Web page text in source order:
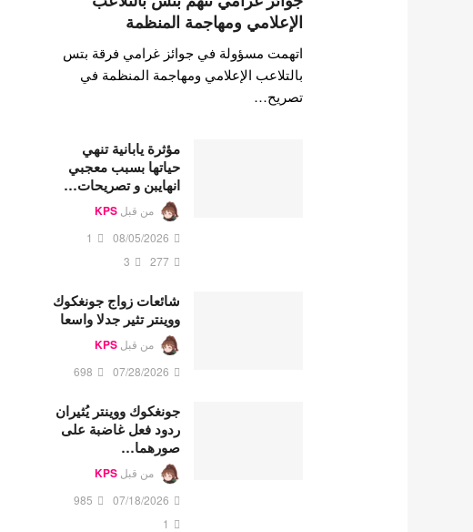
الإعلامي ومهاجمة المنظمة
اتهمت مسؤولة في جوائز غرامي فرقة بتس
بالتلاعب الإعلامي ومهاجمة المنظمة في
تصريح…
مؤثرة يابانية تنهي
حياتها بسبب معجبي
انهايبن و تصريحات…
من قبل KPS
08/05/2026
1
277
3
شائعات زواج جونغكوك
ووينتر تثير جدلا واسعا
من قبل KPS
07/28/2026
698
جونغكوك ووينتر يُثيران
ردود فعل غاضبة على
صورهما…
من قبل KPS
07/18/2026
985
1